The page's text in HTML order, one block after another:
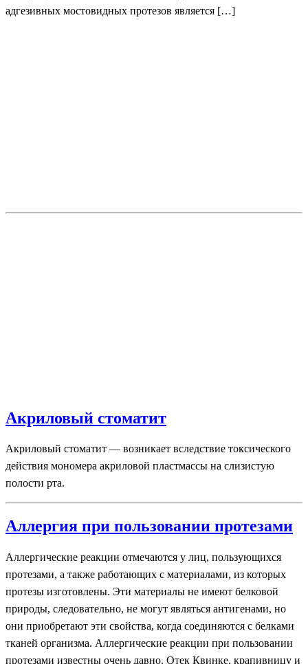
адгезивных мостовидных протезов является […]
Акриловый стоматит
Акриловый стоматит — возникает вследствие токсического
действия мономера акриловой пластмассы на слизистую
полости рта.
Аллергия при пользовании протезами
Аллергические реакции отмечаются у лиц, пользующихся
протезами, а также работающих с материалами, из которых
протезы изготовлены. Эти материалы не имеют белковой
природы, следовательно, не могут являться антигенами, но
они приобретают эти свойства, когда соединяются с белками
тканей организма. Аллергические реакции при пользовании
протезами известны очень давно. Отек Квинке, крапивницу и